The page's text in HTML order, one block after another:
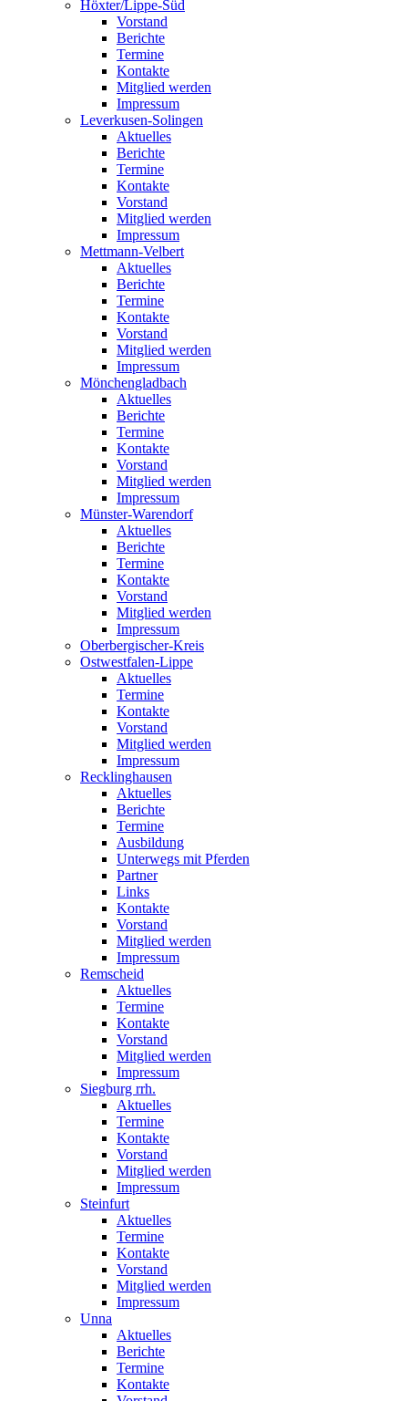
Höxter/Lippe-Süd
Vorstand
Berichte
Termine
Kontakte
Mitglied werden
Impressum
Leverkusen-Solingen
Aktuelles
Berichte
Termine
Kontakte
Vorstand
Mitglied werden
Impressum
Mettmann-Velbert
Aktuelles
Berichte
Termine
Kontakte
Vorstand
Mitglied werden
Impressum
Mönchengladbach
Aktuelles
Berichte
Termine
Kontakte
Vorstand
Mitglied werden
Impressum
Münster-Warendorf
Aktuelles
Berichte
Termine
Kontakte
Vorstand
Mitglied werden
Impressum
Oberbergischer-Kreis
Ostwestfalen-Lippe
Aktuelles
Termine
Kontakte
Vorstand
Mitglied werden
Impressum
Recklinghausen
Aktuelles
Berichte
Termine
Ausbildung
Unterwegs mit Pferden
Partner
Links
Kontakte
Vorstand
Mitglied werden
Impressum
Remscheid
Aktuelles
Termine
Kontakte
Vorstand
Mitglied werden
Impressum
Siegburg rrh.
Aktuelles
Termine
Kontakte
Vorstand
Mitglied werden
Impressum
Steinfurt
Aktuelles
Termine
Kontakte
Vorstand
Mitglied werden
Impressum
Unna
Aktuelles
Berichte
Termine
Kontakte